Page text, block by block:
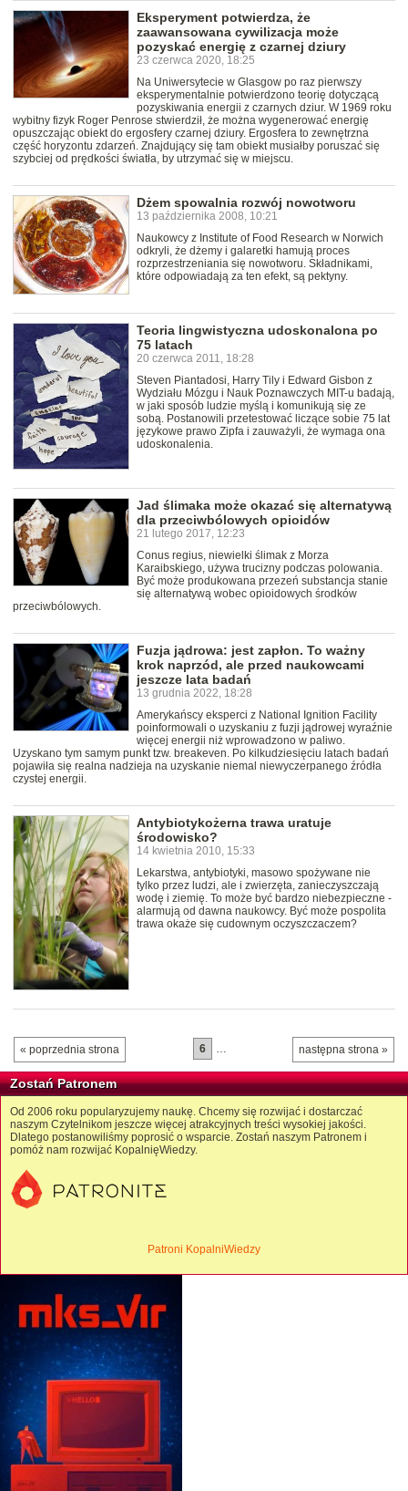
Eksperyment potwierdza, że
zaawansowana cywilizacja może
pozyskać energię z czarnej dziury
23 czerwca 2020, 18:25
Na Uniwersytecie w Glasgow po raz pierwszy
eksperymentalnie potwierdzono teorię dotyczącą
pozyskiwania energii z czarnych dziur. W 1969 roku
wybitny fizyk Roger Penrose stwierdził, że można wygenerować energię
opuszczając obiekt do ergosfery czarnej dziury. Ergosfera to zewnętrzna
część horyzontu zdarzeń. Znajdujący się tam obiekt musiałby poruszać się
szybciej od prędkości światła, by utrzymać się w miejscu.
Dżem spowalnia rozwój nowotworu
13 października 2008, 10:21
Naukowcy z Institute of Food Research w Norwich
odkryli, że dżemy i galaretki hamują proces
rozprzestrzeniania się nowotworu. Składnikami,
które odpowiadają za ten efekt, są pektyny.
Teoria lingwistyczna udoskonalona po
75 latach
20 czerwca 2011, 18:28
Steven Piantadosi, Harry Tily i Edward Gisbon z
Wydziału Mózgu i Nauk Poznawczych MIT-u badają,
w jaki sposób ludzie myślą i komunikują się ze
sobą. Postanowili przetestować liczące sobie 75 lat
językowe prawo Zipfa i zauważyli, że wymaga ona
udoskonalenia.
Jad ślimaka może okazać się alternatywą
dla przeciwbólowych opioidów
21 lutego 2017, 12:23
Conus regius, niewielki ślimak z Morza
Karaibskiego, używa trucizny podczas polowania.
Być może produkowana przezeń substancja stanie
się alternatywą wobec opioidowych środków
przeciwbólowych.
Fuzja jądrowa: jest zapłon. To ważny
krok naprzód, ale przed naukowcami
jeszcze lata badań
13 grudnia 2022, 18:28
Amerykańscy eksperci z National Ignition Facility
poinformowali o uzyskaniu z fuzji jądrowej wyraźnie
więcej energii niż wprowadzono w paliwo.
Uzyskano tym samym punkt tzw. breakeven. Po kilkudziesięciu latach badań
pojawiła się realna nadzieja na uzyskanie niemal niewyczerpanego źródła
czystej energii.
Antybiotykożerna trawa uratuje
środowisko?
14 kwietnia 2010, 15:33
Lekarstwa, antybiotyki, masowo spożywane nie
tylko przez ludzi, ale i zwierzęta, zanieczyszczają
wodę i ziemię. To może być bardzo niebezpieczne -
alarmują od dawna naukowcy. Być może pospolita
trawa okaże się cudownym oczyszczaczem?
« poprzednia strona następna strona »
6
Zostań Patronem
Od 2006 roku popularyzujemy naukę. Chcemy się rozwijać i dostarczać
naszym Czytelnikom jeszcze więcej atrakcyjnych treści wysokiej jakości.
Dlatego postanowiliśmy poprosić o wsparcie. Zostań naszym Patronem i
pomóż nam rozwijać KopalnięWiedzy.
Patroni KopalniWiedzy